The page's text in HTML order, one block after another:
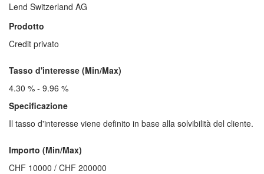
Lend Switzerland AG
Prodotto
Credit privato
Tasso d'interesse (Min/Max)
4.30 % - 9.96 %
Specificazione
Il tasso d'interesse viene definito in base alla solvibilità del cliente.
Importo (Min/Max)
CHF 10000 / CHF 200000